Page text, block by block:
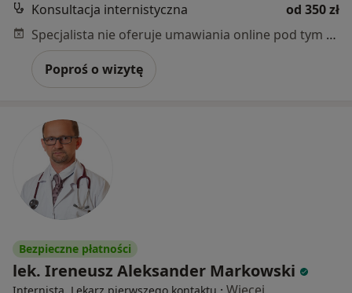
Konsultacja internistyczna
od 350 zł
Specjalista nie oferuje umawiania online pod tym adresem.
Poproś o wizytę
Bezpieczne płatności
lek. Ireneusz Aleksander Markowski